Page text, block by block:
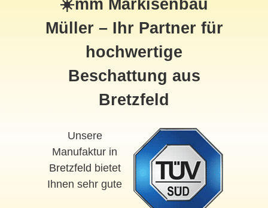
☀️mm Markisenbau
Müller – Ihr Partner für
hochwertige
Beschattung aus
Bretzfeld
Unsere
Manufaktur in
Bretzfeld bietet
Ihnen sehr gute